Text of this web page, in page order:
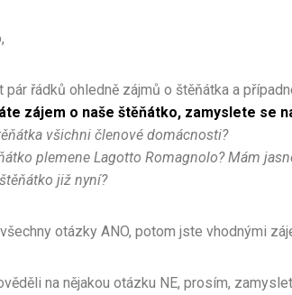
řádků ohledně zájmů o štěňátka a
zájem o naše štěňátko, zamyslete se
všichni členové domácnosti?
plemene Lagotto Romagnolo? Mám
již nyní?
otázky ANO, potom jste vhodnými
na nějakou otázku NE, prosím,